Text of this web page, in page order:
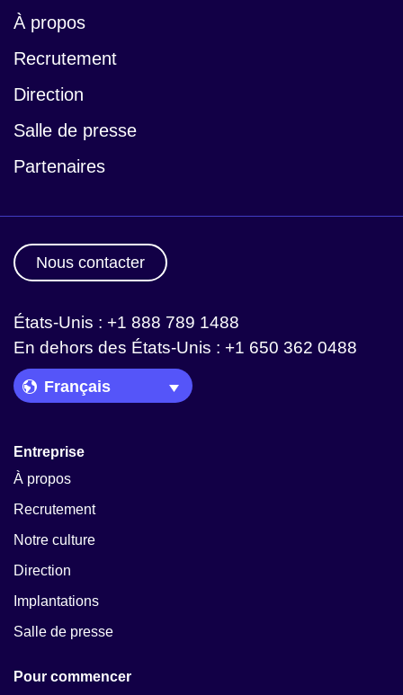
À propos
Recrutement
Direction
Salle de presse
Partenaires
Nous contacter
États-Unis : +1 888 789 1488
En dehors des États-Unis : +1 650 362 0488
Language Picker
Entreprise
À propos
Recrutement
Notre culture
Direction
Implantations
Salle de presse
Pour commencer